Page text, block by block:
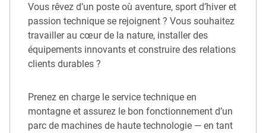
Vous rêvez d’un poste où aventure, sport d’hiver et
passion technique se rejoignent ? Vous souhaitez
travailler au cœur de la nature, installer des
équipements innovants et construire des relations
clients durables ?
Prenez en charge le service technique en
montagne et assurez le bon fonctionnement d’un
parc de machines de haute technologie — en tant